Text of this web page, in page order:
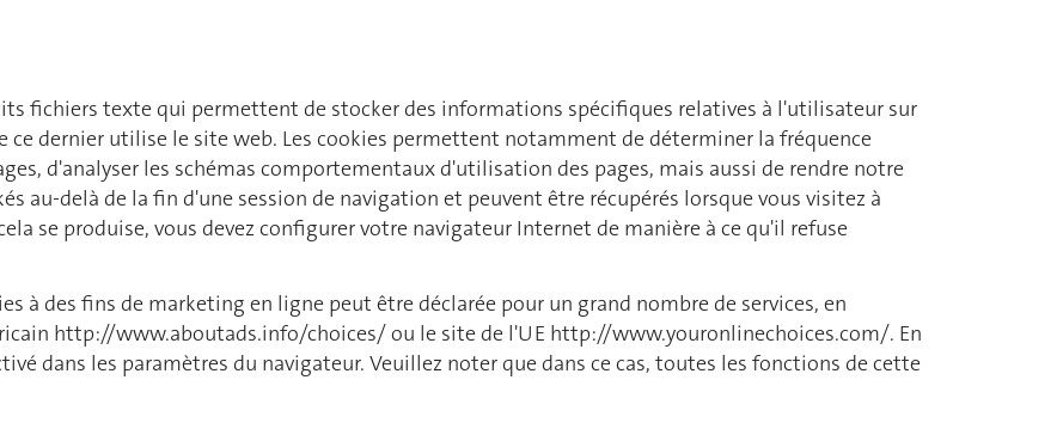
fichiers texte qui permettent de stocker des informations spécifiques relatives à l'utilisateur sur
dernier utilise le site web. Les cookies permettent notamment de déterminer la fréquence
d'analyser les schémas comportementaux d'utilisation des pages, mais aussi de rendre notre
au-delà de la fin d'une session de navigation et peuvent être récupérés lorsque vous visitez à
se produise, vous devez configurer votre navigateur Internet de manière à ce qu'il refuse
à des fins de marketing en ligne peut être déclarée pour un grand nombre de services, en
http://www.aboutads.info/choices/ ou le site de l'UE http://www.youronlinechoices.com/. En
dans les paramètres du navigateur. Veuillez noter que dans ce cas, toutes les fonctions de cette